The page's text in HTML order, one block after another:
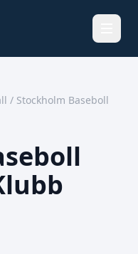
/ Stockholm Baseboll